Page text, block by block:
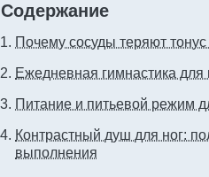
Содержание
Почему сосуды теряют
Ежедневная гимнастика
Питание и питьевой режим
Контрастный душ для ног:
выполнения